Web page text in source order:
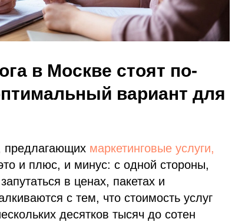
в Москве стоят по-
вариант для
предлагающих маркетинговые услуги,
и плюс, и минус: с одной стороны,
в ценах, пакетах и
с тем, что стоимость услуг
десятков тысяч до сотен